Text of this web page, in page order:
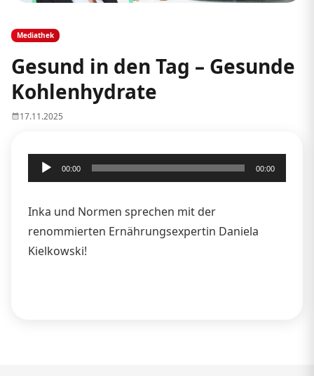
Mediathek
Gesund in den Tag – Gesunde
Kohlenhydrate
17.11.2025
Audio-
Player
00:00 00:00
Inka und Normen sprechen mit der
renommierten Ernährungsexpertin Daniela
Kielkowski!